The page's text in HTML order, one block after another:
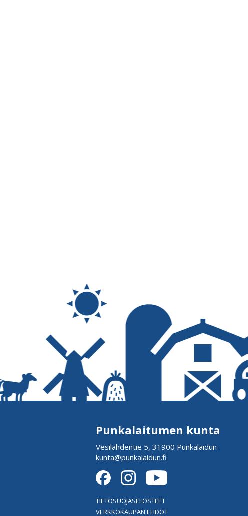
Punkalaitumen kunta
Vesilahdentie 5, 31900 Punkalaidun
kunta@punkalaidun.fi
TIETOSUOJASELOSTEET
VERKKOKAUPAN EHDOT